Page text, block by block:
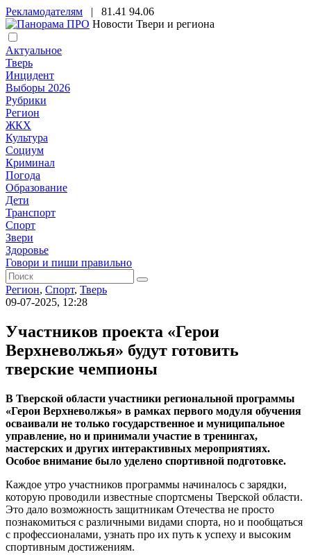
Рекламодателям | 81.41 94.06
Новости Твери и региона
Актуальное
Тверь
Инцидент
Выборы 2026
Рубрики
Регион
ЖКХ
Культура
Социум
Криминал
Погода
Образование
Дети
Транспорт
Спорт
Звери
Здоровье
Говори и пиши правильно
Регион, Спорт, Тверь
09-07-2025, 12:28
Участников проекта «Герои
Верхневолжья» будут готовить
тверские чемпионы
В Тверской области участники региональной программы
«Герои Верхневолжья» в рамках первого модуля обучения
осваивали не только государственное и муниципальное
управление, но и принимали участие в тренингах,
мастерских и других интерактивных мероприятиях.
Особое внимание было уделено спортивной подготовке.
Каждое утро участников программы начиналось с зарядки,
которую проводили известные спортсмены Тверской области.
Это дало возможность защитникам Отечества не просто
познакомиться с различными видами спорта, но и пообщаться
с профессионалами, узнать про их путь к успеху и высоким
спортивным достижениям.